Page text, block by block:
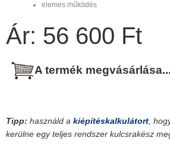
elemes működés
Ár: 56 600 Ft
A termék megvásárlása...
Tipp: használd a kiépítéskalkulátort ,
kerülne egy teljes rendszer kulcsrakész